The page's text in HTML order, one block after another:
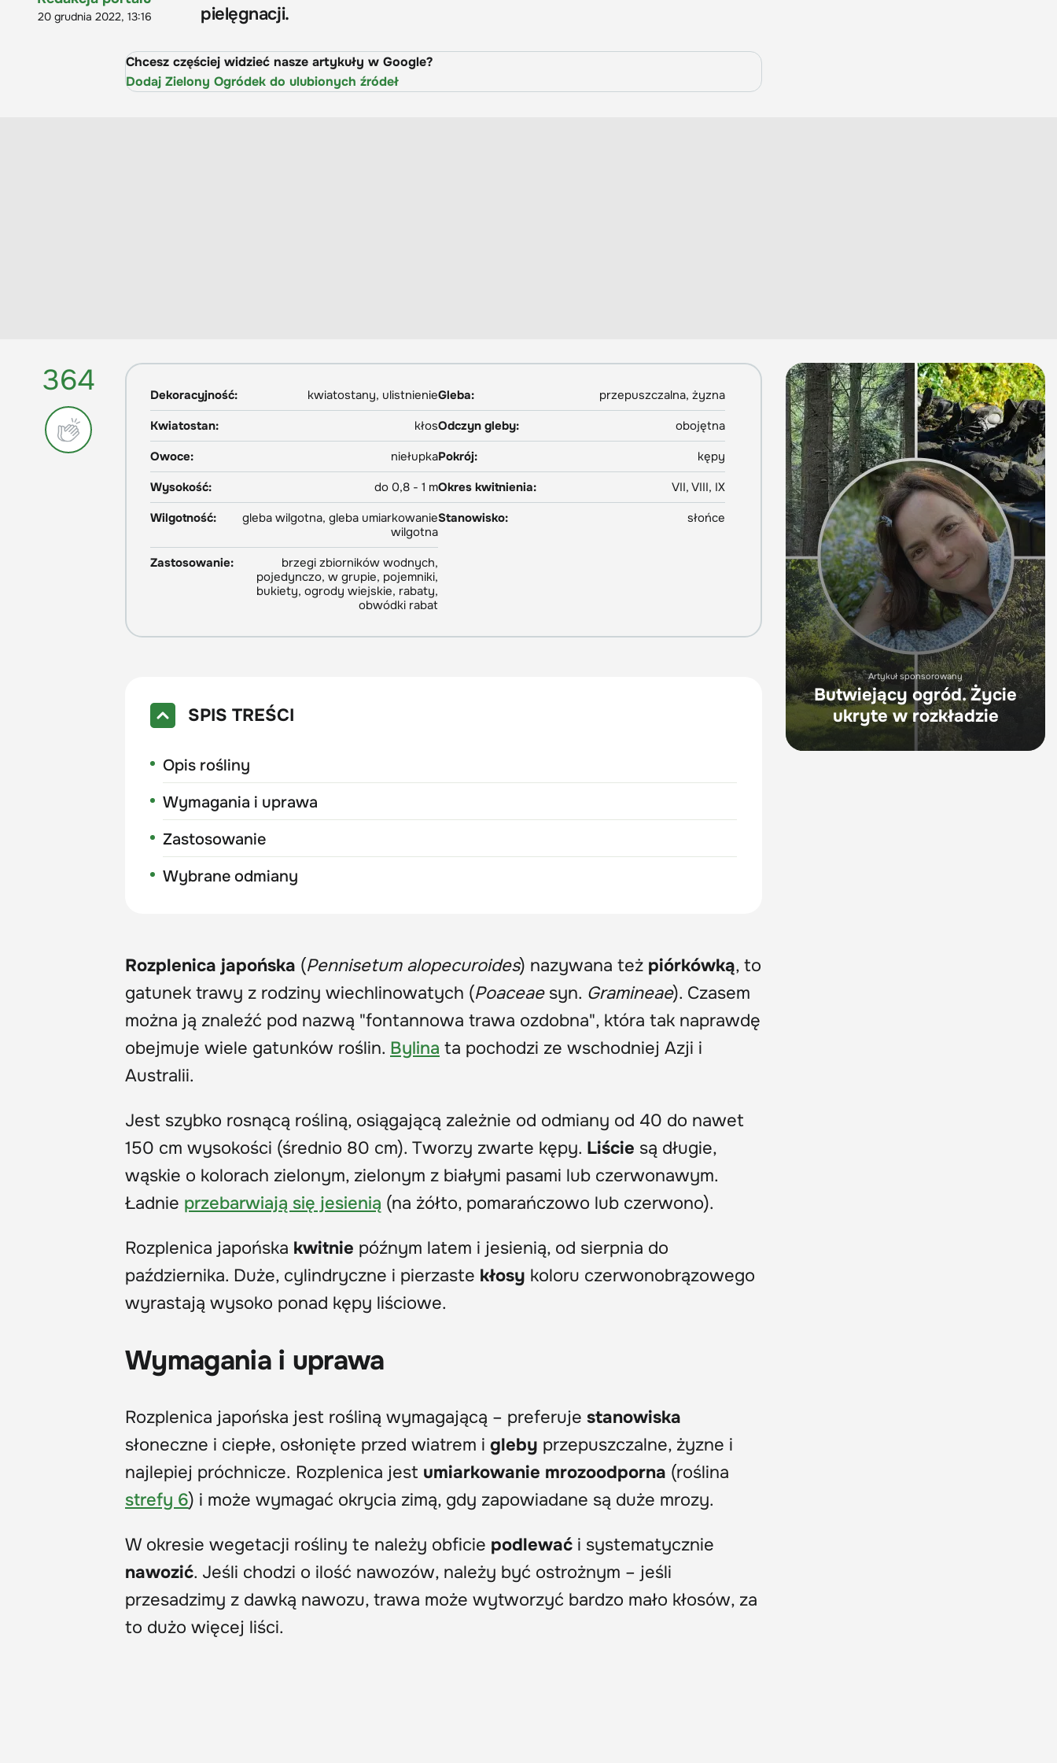
20 grudnia 2022, 13:16 pielęgnacji.
Chcesz częściej widzieć nasze artykuły w Google?
Dodaj Zielony Ogródek do ulubionych źródeł
364 Dekoracyjność: kwiatostany, ulistnienieGleba:
przepuszczalna, żyzna
Kwiatostan:
kłosOdczyn gleby:
obojętna
Owoce:
niełupkaPokrój:
kępy
Wysokość:
do 0,8 - 1 mOkres kwitnienia:
VII, VIII, IX
Wilgotność:
gleba wilgotna, gleba umiarkowanie
wilgotna
Stanowisko: słońce
Zastosowanie:
brzegi zbiorników wodnych,
pojedynczo, w grupie, pojemniki,
bukiety, ogrody wiejskie, rabaty,
obwódki rabat
SPIS TREŚCI
Opis rośliny
Wymagania i uprawa
Zastosowanie
Wybrane odmiany
Rozplenica japońska (Pennisetum alopecuroides) nazywana też piórkówką, to
gatunek trawy z rodziny wiechlinowatych (Poaceae syn. Gramineae). Czasem
można ją znaleźć pod nazwą "fontannowa trawa ozdobna", która tak naprawdę
obejmuje wiele gatunków roślin. Bylina ta pochodzi ze wschodniej Azji i
Australii.
Jest szybko rosnącą rośliną, osiągającą zależnie od odmiany od 40 do nawet
150 cm wysokości (średnio 80 cm). Tworzy zwarte kępy. Liście są długie,
wąskie o kolorach zielonym, zielonym z białymi pasami lub czerwonawym.
Ładnie przebarwiają się jesienią (na żółto, pomarańczowo lub czerwono).
Rozplenica japońska kwitnie późnym latem i jesienią, od sierpnia do
października. Duże, cylindryczne i pierzaste kłosy koloru czerwonobrązowego
wyrastają wysoko ponad kępy liściowe.
Wymagania i uprawa
Rozplenica japońska jest rośliną wymagającą – preferuje stanowiska
słoneczne i ciepłe, osłonięte przed wiatrem i gleby przepuszczalne, żyzne i
najlepiej próchnicze. Rozplenica jest umiarkowanie mrozoodporna (roślina
strefy 6) i może wymagać okrycia zimą, gdy zapowiadane są duże mrozy.
W okresie wegetacji rośliny te należy obficie podlewać i systematycznie
nawozić. Jeśli chodzi o ilość nawozów, należy być ostrożnym – jeśli
przesadzimy z dawką nawozu, trawa może wytworzyć bardzo mało kłosów, za
to dużo więcej liści.
Artykuł sponsorowany
Butwiejący ogród. Życie
ukryte w rozkładzie